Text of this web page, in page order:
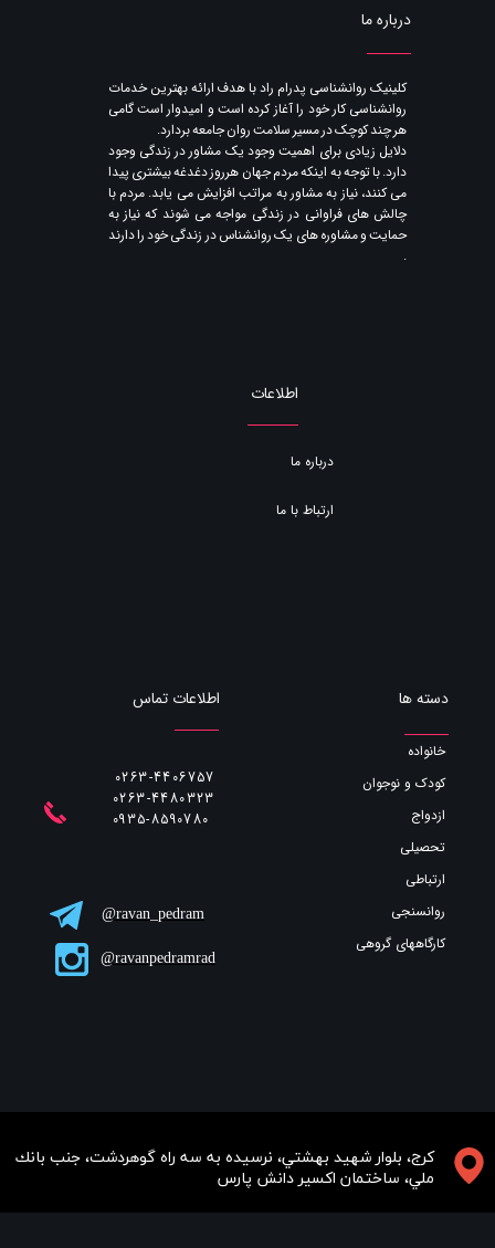
​​​كرج، بلوار شهيد بهشتي، نرسيده به سه راه گوهردشت، جنب بانك
ملي، ساختمان اكسير دانش پارس
درباره ما
​کلینیک روانشناسی پدرام راد با هدف ارائه بهترین خدمات
روانشناسی کار خود را آغاز کرده است و امیدوار است گامی
هر چند کوچک در مسیر سلامت روان جامعه بردارد.
دلایل زیادی برای اهمیت وجود یک مشاور در زندگی وجود
دارد. با توجه به اینکه مردم جهان هرروز دغدغه بیشتری پیدا
می کنند​​​​​​​، نیاز به مشاور به مراتب افزایش می یابد. مردم با
چالش های فراوانی در زندگی مواجه می شوند که نیاز به
حمایت و مشاوره های یک روانشناس در زندگی خود را دارند​​​​​​​
.
خانواده
کودک و نوجوان
ازدواج
تحصیلی
ارتباطی
روانسنجی
کارگاههای گروهی
دسته ها
اطلاعات
اطلاعات تماس
0263-4406757
0263-4480323
ravan_pedram@
ravanpedramrad@
درباره ما
ارتباط با ما